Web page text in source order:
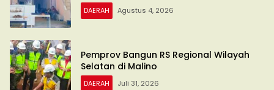
DAERAH Agustus 4, 2026
Pemprov Bangun RS Regional Wilayah
Selatan di Malino
DAERAH Juli 31, 2026